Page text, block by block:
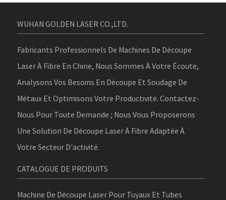
WUHAN GOLDEN LASER CO.,LTD.
Fabricants Professionnels De Machines De Découpe
Laser À Fibre En Chine, Nous Sommes À Votre Écoute,
Analysons Vos Besoins En Découpe Et Soudage De
Métaux Et Optimisons Votre Productivité. Contactez-
Nous Pour Toute Demande ; Nous Vous Proposerons
Une Solution De Découpe Laser À Fibre Adaptée À
Votre Secteur D'activité.
CATALOGUE DE PRODUITS
Machine De Découpe Laser Pour Tuyaux Et Tubes